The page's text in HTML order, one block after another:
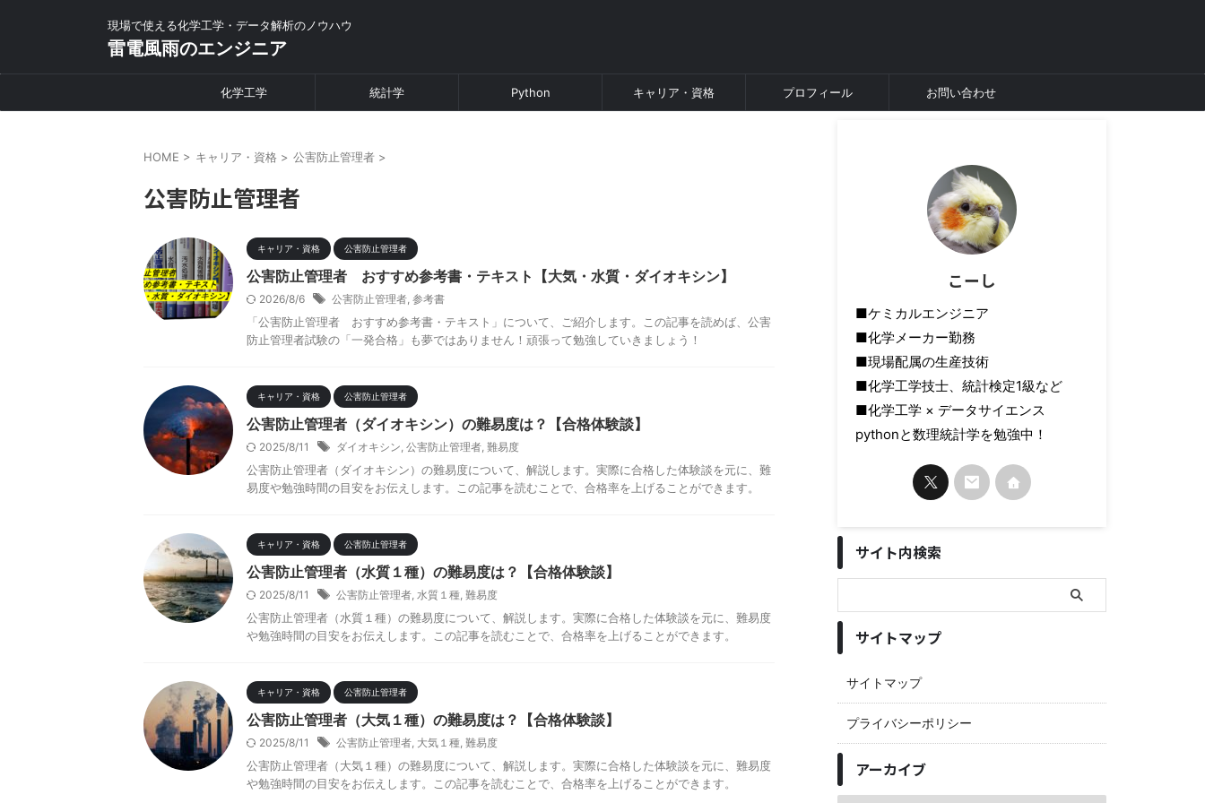
現場で使える化学工学・データ解析のノウハウ
雷電風雨のエンジニア
化学工学 統計学 Python キャリア・資格 プロフィール お問い合わせ
HOME > キャリア・資格 > 公害防止管理者 >
公害防止管理者
キャリア・資格 公害防止管理者
公害防止管理者 おすすめ参考書・テキスト【大気・水質・ダイオキシン】
2026/8/6 公害防止管理者, 参考書
「公害防止管理者 おすすめ参考書・テキスト」について、ご紹介します。この記事を読めば、公害
防止管理者試験の「一発合格」も夢ではありません！頑張って勉強していきましょう！
キャリア・資格 公害防止管理者
公害防止管理者（ダイオキシン）の難易度は？【合格体験談】
2025/8/11 ダイオキシン, 公害防止管理者, 難易度
公害防止管理者（ダイオキシン）の難易度について、解説します。実際に合格した体験談を元に、難
易度や勉強時間の目安をお伝えします。この記事を読むことで、合格率を上げることができます。
キャリア・資格 公害防止管理者
公害防止管理者（水質１種）の難易度は？【合格体験談】
2025/8/11 公害防止管理者, 水質１種, 難易度
公害防止管理者（水質１種）の難易度について、解説します。実際に合格した体験談を元に、難易度
や勉強時間の目安をお伝えします。この記事を読むことで、合格率を上げることができます。
キャリア・資格 公害防止管理者
公害防止管理者（大気１種）の難易度は？【合格体験談】
2025/8/11 公害防止管理者, 大気１種, 難易度
公害防止管理者（大気１種）の難易度について、解説します。実際に合格した体験談を元に、難易度
や勉強時間の目安をお伝えします。この記事を読むことで、合格率を上げることができます。
こーし
■ケミカルエンジニア
■化学メーカー勤務
■現場配属の生産技術
■化学工学技士、統計検定1級など
■化学工学 × データサイエンス
pythonと数理統計学を勉強中！
サイト内検索
サイトマップ
サイトマップ
プライバシーポリシー
アーカイブ